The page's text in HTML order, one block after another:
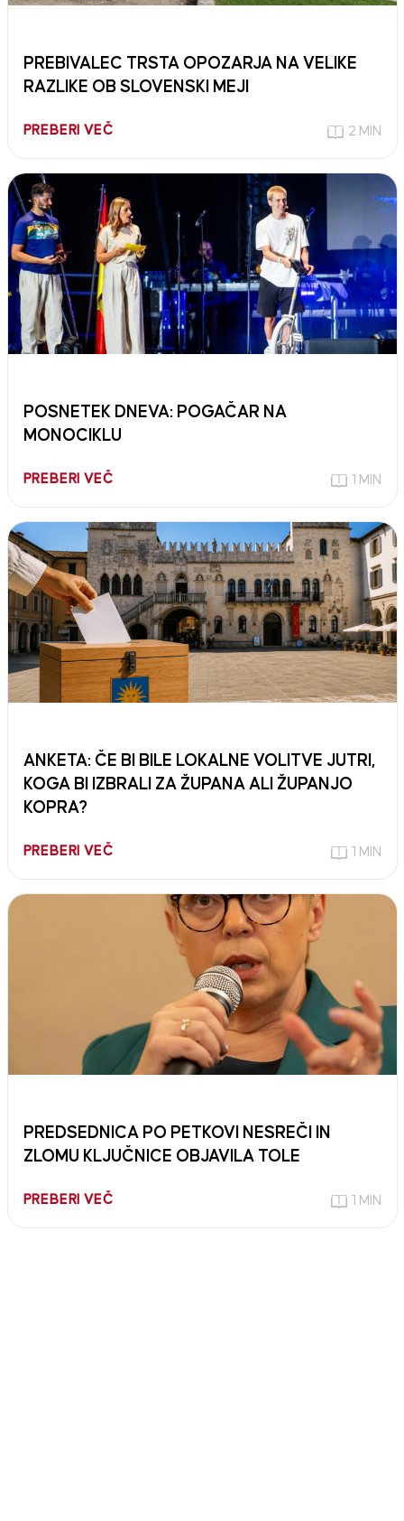
PREBIVALEC TRSTA OPOZARJA NA VELIKE
RAZLIKE OB SLOVENSKI MEJI
PREBERI VEČ 2 MIN
POSNETEK DNEVA: POGAČAR NA
MONOCIKLU
PREBERI VEČ 1 MIN
ANKETA: ČE BI BILE LOKALNE VOLITVE JUTRI,
KOGA BI IZBRALI ZA ŽUPANA ALI ŽUPANJO
KOPRA?
PREBERI VEČ 1 MIN
PREDSEDNICA PO PETKOVI NESREČI IN
ZLOMU KLJUČNICE OBJAVILA TOLE
PREBERI VEČ 1 MIN